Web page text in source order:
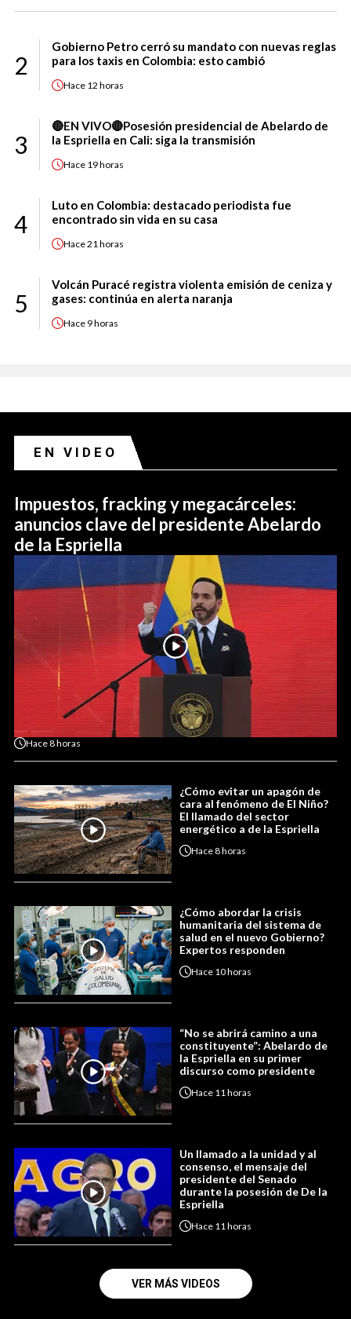
2
Gobierno Petro cerró su mandato con nuevas reglas
para los taxis en Colombia: esto cambió
Hace 12 horas
3
🔴EN VIVO🔴Posesión presidencial de Abelardo de
la Espriella en Cali: siga la transmisión
Hace 19 horas
4
Luto en Colombia: destacado periodista fue
encontrado sin vida en su casa
Hace21 horas
5
Volcán Puracé registra violenta emisión de ceniza y
gases: continúa en alerta naranja
Hace 9 horas
EN VIDEO
Impuestos, fracking y megacárceles:
anuncios clave del presidente Abelardo
de la Espriella
Hace8 horas
¿Cómo evitar un apagón de
cara al fenómeno de El Niño?
El llamado del sector
energético a de la Espriella
Hace8 horas
¿Cómo abordar la crisis
humanitaria del sistema de
salud en el nuevo Gobierno?
Expertos responden
Hace 10 horas
“No se abrirá camino a una
constituyente”: Abelardo de
la Espriella en su primer
discurso como presidente
Hace 11 horas
Un llamado a la unidad y al
consenso, el mensaje del
presidente del Senado
durante la posesión de De la
Espriella
Hace 11 horas
VER MÁS VIDEOS